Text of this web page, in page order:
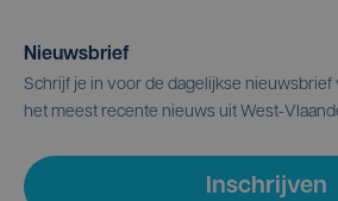
Nieuwsbrief
Schrijf je in voor de dagelijkse nieuwsbrief
het meest recente nieuws uit West-
Inschrijven